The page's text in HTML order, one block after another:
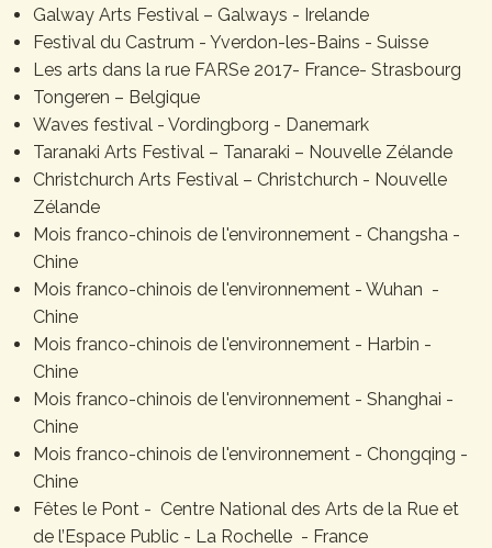
Galway Arts Festival – Galways - Irelande
Festival du Castrum - Yverdon-les-Bains - Suisse
Les arts dans la rue FARSe 2017- France- Strasbourg
Tongeren – Belgique
Waves festival - Vordingborg - Danemark
Taranaki Arts Festival – Tanaraki – Nouvelle Zélande
Christchurch Arts Festival – Christchurch - Nouvelle
Zélande
Mois franco-chinois de l'environnement - Changsha -
Chine
Mois franco-chinois de l'environnement - Wuhan -
Chine
Mois franco-chinois de l'environnement - Harbin -
Chine
Mois franco-chinois de l'environnement - Shanghai -
Chine
Mois franco-chinois de l'environnement - Chongqing -
Chine
Fêtes le Pont - Centre National des Arts de la Rue et
de l’Espace Public - La Rochelle - France